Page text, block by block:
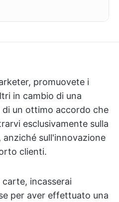
promuovete i
in cambio di una
un ottimo accordo che
esclusivamente sulla
sull'innovazione
clienti.
carte, incasserai
per aver effettuato una